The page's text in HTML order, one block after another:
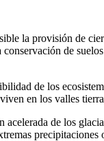
la provisión de
de
de los
en los valles
de los
precipitaciones